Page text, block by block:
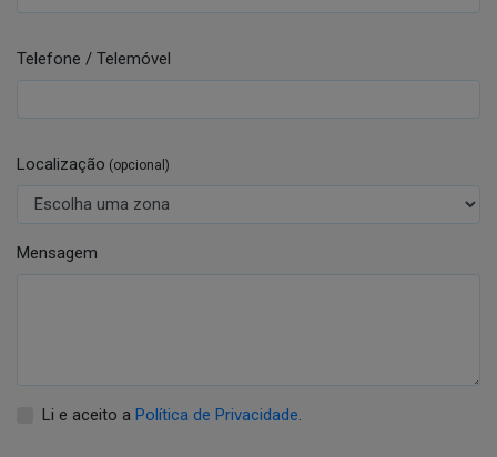
Telefone / Telemóvel
Localização (opcional)
Mensagem
Li e aceito a Política de Privacidade.